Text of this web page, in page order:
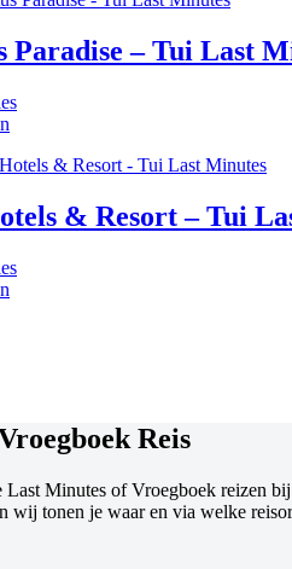
Paradise – Tui Last
& Resort – Tui
Reis
Last Minutes of Vroegboek reizen
wij tonen je waar en via welke